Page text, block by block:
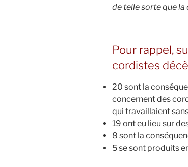
de telle sorte que la
Pour rappel,
cordistes
20 sont la
concernent des
qui travaillaient
19 ont eu lieu sur
8 sont la
5 se sont produits